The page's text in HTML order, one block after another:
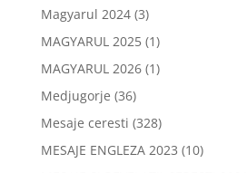
Magyarul 2024(3)
MAGYARUL 2025(1)
MAGYARUL 2026(1)
Medjugorje (36)
Mesaje ceresti (328)
MESAJE ENGLEZA 2023 (10)